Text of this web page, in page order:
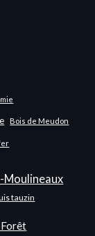
Bois de Meudon
Moulineaux
tauzin